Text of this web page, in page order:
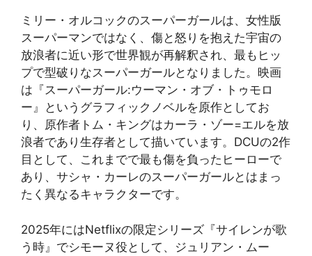
ミリー・オルコックのスーパーガールは、女性版
スーパーマンではなく、傷と怒りを抱えた宇宙の
放浪者に近い形で世界観が再解釈され、最もヒッ
プで型破りなスーパーガールとなりました。映画
は『スーパーガール:ウーマン・オブ・トゥモロ
ー』というグラフィックノベルを原作としてお
り、原作者トム・キングはカーラ・ゾー=エルを放
浪者であり生存者として描いています。DCUの2作
目として、これまでで最も傷を負ったヒーローで
あり、サシャ・カーレのスーパーガールとはまっ
たく異なるキャラクターです。
2025年にはNetflixの限定シリーズ『サイレンが歌
う時』でシモーヌ役として、ジュリアン・ムー